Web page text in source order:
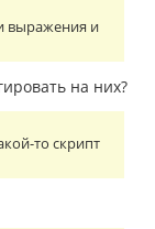
выражения и
на них?
то скрипт